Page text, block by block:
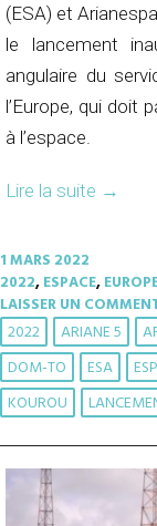
(ESA) et
le lancement
angulaire du
l’Europe, qui doit
à l’espace.
Lire la suite →
1 MARS 2022
2022,ESPACE,
LAISSER UN
2022 ARIANE 5
DOM-TO
ESA
KOUROU